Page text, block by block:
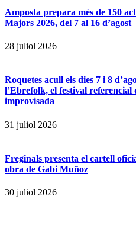
Amposta prepara més de 150
Majors 2026, del 7 al 16 d’agost
28 juliol 2026
Roquetes acull els dies 7 i 8
l’Ebrefolk, el festival referencial
improvisada
31 juliol 2026
Freginals presenta el cartell
obra de Gabi Muñoz
30 juliol 2026